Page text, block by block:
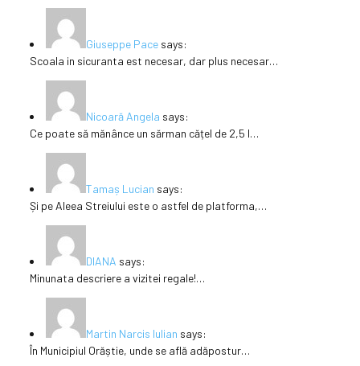
Giuseppe Pace says:
Scoala in sicuranta est necesar, dar plus necesar…
Nicoară Angela says:
Ce poate să mănânce un sărman cățel de 2,5 l…
Tamaș Lucian says:
Și pe Aleea Streiului este o astfel de platforma,…
DIANA says:
Minunata descriere a vizitei regale!…
Martin Narcis Iulian says:
În Municipiul Orăștie, unde se află adăpostur…